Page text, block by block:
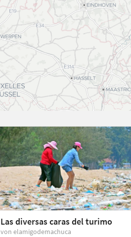
Las diversas caras del turimo
von elamigodemachuca